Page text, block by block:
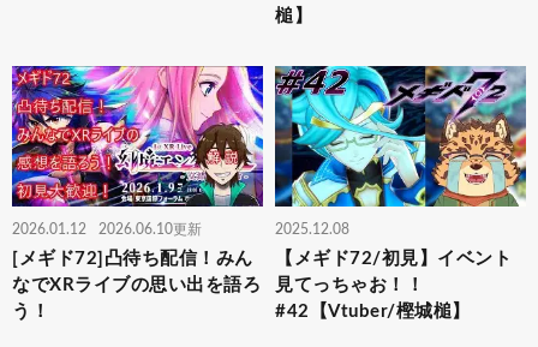
槌】
2026.01.12 2026.06.10更新
[メギド72]凸待ち配信！みん
なでXRライブの思い出を語ろ
う！
2025.12.08
【メギド72/初見】イベント
見てっちゃお！！
#42【Vtuber/樫城槌】